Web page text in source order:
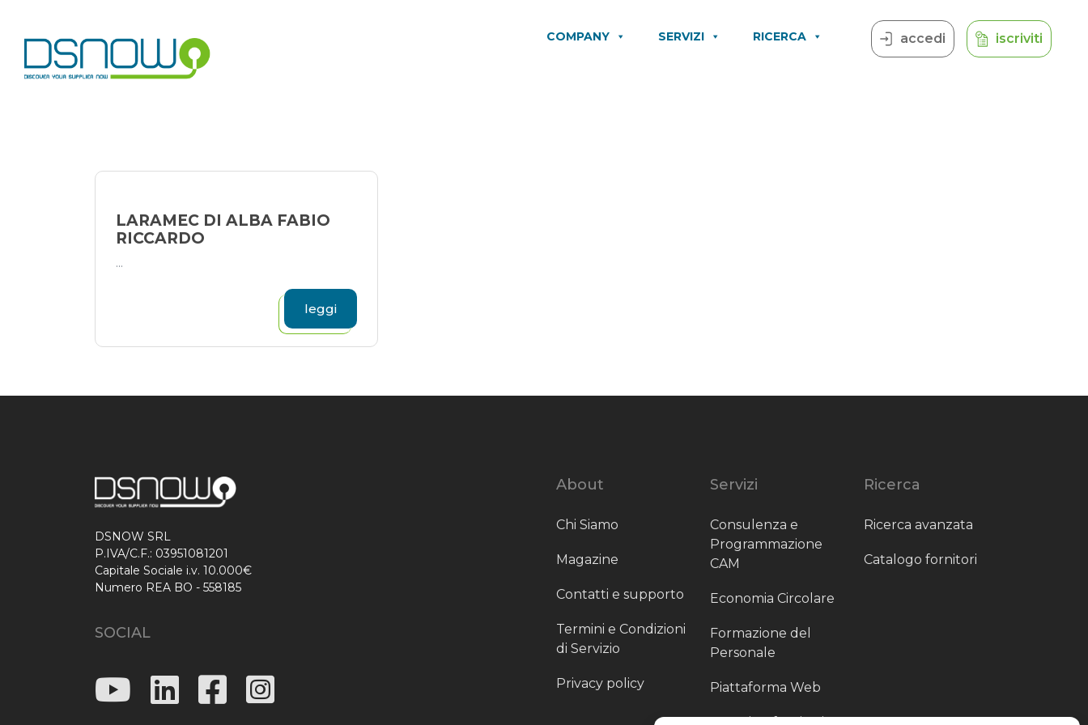
content
COMPANY SERVIZI RICERCA accedi iscriviti
LARAMEC DI ALBA FABIO
RICCARDO
...
leggi
DSNOW SRL
P.IVA/C.F.: 03951081201
Capitale Sociale i.v. 10.000€
Numero REA BO - 558185
SOCIAL
About
Chi Siamo
Magazine
Contatti e supporto
Termini e Condizioni
di Servizio
Privacy policy
Servizi
Consulenza e
Programmazione
CAM
Economia Circolare
Formazione del
Personale
Piattaforma Web
Ricerca
Ricerca avanzata
Catalogo fornitori